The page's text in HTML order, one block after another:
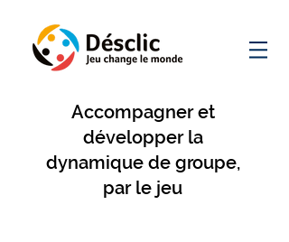
Accompagner et
développer la
dynamique de groupe,
par le jeu